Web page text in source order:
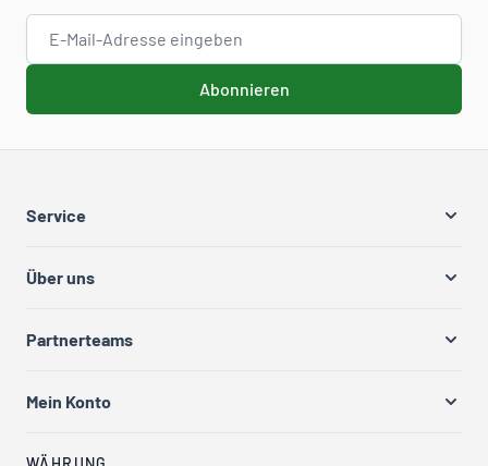
E-Mail-Adresse
Abonnieren
Service
Über uns
Partnerteams
Mein Konto